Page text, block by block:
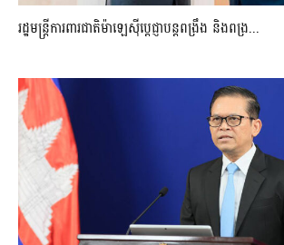
រដ្ឋមន្ត្រីការពារជាតិម៉ាឡេស៊ីប្ដេជ្ញាបន្តពង្រឹង និងពង្រ...